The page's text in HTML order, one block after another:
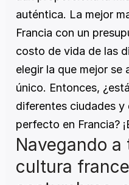
auténtica. La mejor
Francia con un
costo de vida de las
elegir la que mejor
único. Entonces,
diferentes ciudades
perfecto en Francia?
Navegando a
cultura